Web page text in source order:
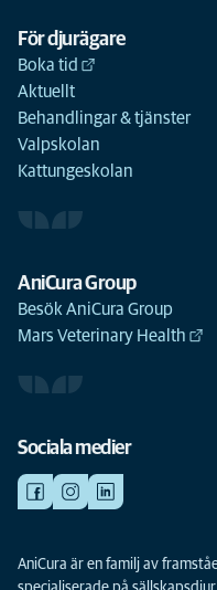
För djurägare
Boka tid
Aktuellt
Behandlingar & tjänster
Valpskolan
Kattungeskolan
AniCura Group
Besök AniCura Group
Mars Veterinary Health
Sociala medier
AniCura är en familj av